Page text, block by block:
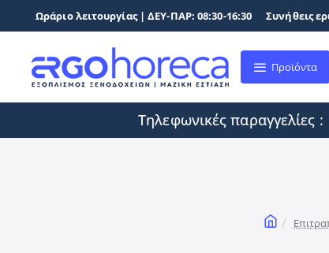
Ωράριο λειτουργίας | ΔΕΥ-ΠΑΡ: 08:30-16:30 Συνήθεις
Προϊόντα
Τηλεφωνικές παραγγελίες :
home